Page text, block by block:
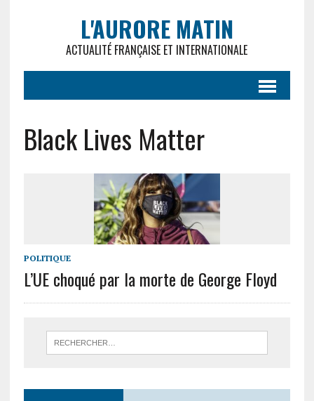
L'AURORE MATIN
ACTUALITÉ FRANÇAISE ET INTERNATIONALE
Black Lives Matter
POLITIQUE
L’UE choqué par la morte de George Floyd